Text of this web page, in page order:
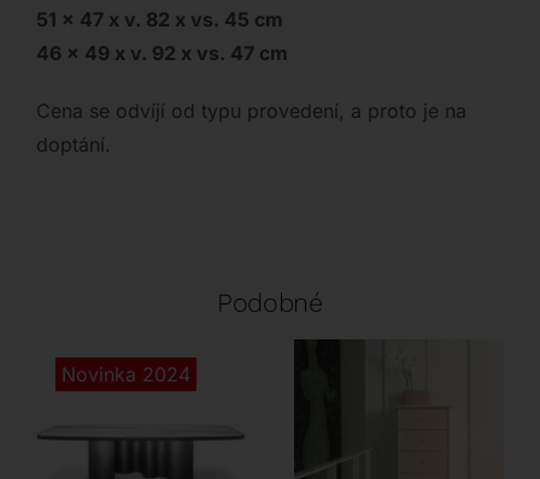
51 x 47 x v. 82 x vs. 45 cm
46 x 49 x v. 92 x vs. 47 cm
Cena se odvíjí od typu provedení, a proto je na
doptání.
Podobné
Novinka 2024